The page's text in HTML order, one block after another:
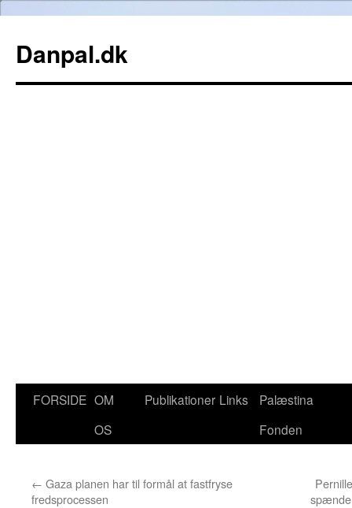
Danpal.dk
Hop
FORSIDE OM
OS
Publikationer Links
Palæstina
Fonden
← Gaza planen har til formål at fastfryse
fredsprocessen